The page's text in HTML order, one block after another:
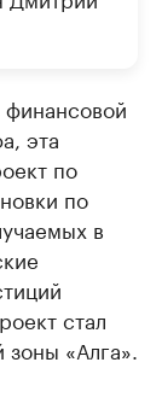
эта
по
по
в
стал
«Алга».